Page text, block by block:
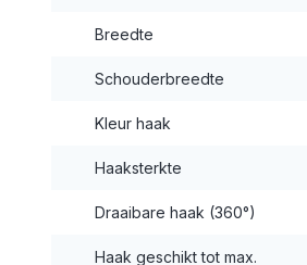
Breedte
Schouderbreedte
Kleur haak
Haaksterkte
Draaibare haak (360°)
Haak geschikt tot max.